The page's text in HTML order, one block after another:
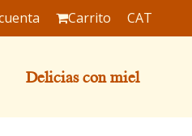
Carrito CAT
Delicias con miel